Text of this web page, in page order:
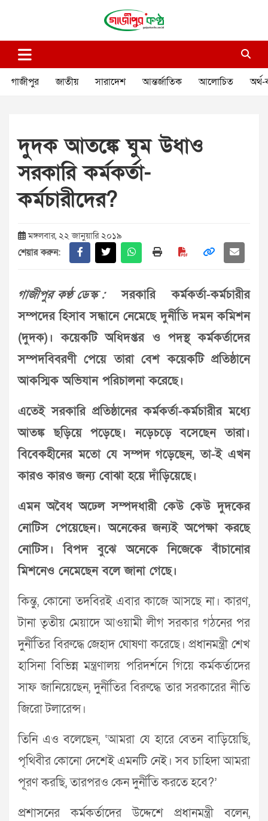
গাজীপুর কণ্ঠ
গাজীপুর জাতীয় সারাদেশ আন্তর্জাতিক আলোচিত অর্থ-
দুদক আতঙ্কে ঘুম উধাও
সরকারি কর্মকর্তা-
কর্মচারীদের?
মঙ্গলবার, ২২ জানুয়ারি ২০১৯
শেয়ার করুন:
গাজীপুর কণ্ঠ ডেস্ক :সরকারি কর্মকর্তা-কর্মচারীর
সম্পদের হিসাব সন্ধানে নেমেছে দুর্নীতি দমন কমিশন
(দুদক)। কয়েকটি অধিদপ্তর ও পদস্থ কর্মকর্তাদের
সম্পদবিবরণী পেয়ে তারা বেশ কয়েকটি প্রতিষ্ঠানে
আকস্মিক অভিযান পরিচালনা করেছে।
এতেই সরকারি প্রতিষ্ঠানের কর্মকর্তা-কর্মচারীর মধ্যে
আতঙ্ক ছড়িয়ে পড়েছে। নড়েচড়ে বসেছেন তারা।
বিবেকহীনের মতো যে সম্পদ গড়েছেন, তা-ই এখন
কারও কারও জন্য বোঝা হয়ে দাঁড়িয়েছে।
এমন অবৈধ অঢেল সম্পদধারী কেউ কেউ দুদকের
নোটিস পেয়েছেন। অনেকের জন্যই অপেক্ষা করছে
নোটিস। বিপদ বুঝে অনেকে নিজেকে বাঁচানোর
মিশনেও নেমেছেন বলে জানা গেছে।
কিন্তু, কোনো তদবিরই এবার কাজে আসছে না। কারণ,
টানা তৃতীয় মেয়াদে আওয়ামী লীগ সরকার গঠনের পর
দুর্নীতির বিরুদ্ধে জেহাদ ঘোষণা করেছে। প্রধানমন্ত্রী শেখ
হাসিনা বিভিন্ন মন্ত্রণালয় পরিদর্শনে গিয়ে কর্মকর্তাদের
সাফ জানিয়েছেন, দুর্নীতির বিরুদ্ধে তার সরকারের নীতি
জিরো টলারেন্স।
তিনি এও বলেছেন, ‘আমরা যে হারে বেতন বাড়িয়েছি,
পৃথিবীর কোনো দেশেই এমনটি নেই। সব চাহিদা আমরা
পূরণ করছি, তারপরও কেন দুর্নীতি করতে হবে?’
প্রশাসনের কর্মকর্তাদের উদ্দেশে প্রধানমন্ত্রী বলেন,